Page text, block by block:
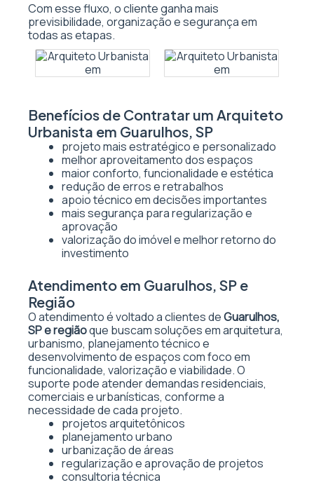
Com esse fluxo, o cliente ganha mais
previsibilidade, organização e segurança em
todas as etapas.
Benefícios de Contratar um Arquiteto
Urbanista em Guarulhos, SP
projeto mais estratégico e personalizado
melhor aproveitamento dos espaços
maior conforto, funcionalidade e estética
redução de erros e retrabalhos
apoio técnico em decisões importantes
mais segurança para regularização e
aprovação
valorização do imóvel e melhor retorno do
investimento
Atendimento em Guarulhos, SP e
Região
O atendimento é voltado a clientes deGuarulhos,
SP e regiãoque buscam soluções em arquitetura,
urbanismo, planejamento técnico e
desenvolvimento de espaços com foco em
funcionalidade, valorização e viabilidade. O
suporte pode atender demandas residenciais,
comerciais e urbanísticas, conforme a
necessidade de cada projeto.
projetos arquitetônicos
planejamento urbano
urbanização de áreas
regularização e aprovação de projetos
consultoria técnica